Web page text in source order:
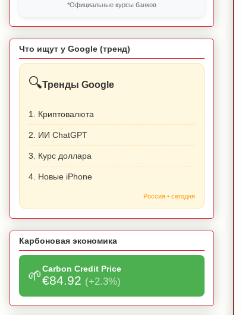
*Официальные курсы банков
Что ищут у Google (тренд)
🔍Тренды Google
1. Криптовалюта
2. ИИ ChatGPT
3. Курс доллара
4. Новые iPhone
Россия • сегодня
Карбоновая экономика
🌱Carbon Credit Price
€84.92 (+2.3%)